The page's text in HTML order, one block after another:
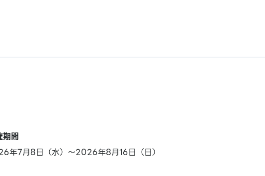
期間
年7月8日（水）～2026年8月16日（日）